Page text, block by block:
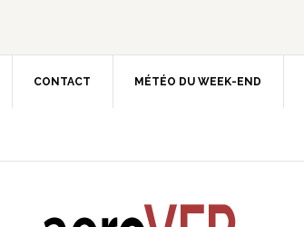
CONTACT MÉTÉO DU WEEK-END